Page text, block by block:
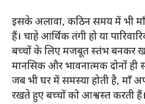
इसके अलावा, कठिन समय में भी
हैं। चाहे आर्थिक तंगी हो या
बच्चों के लिए मजबूत स्तंभ बनकर
मानसिक और भावनात्मक दोनों ही
जब भी घर में समस्या होती है, माँ
रखते हुए बच्चों को आश्वस्त करती